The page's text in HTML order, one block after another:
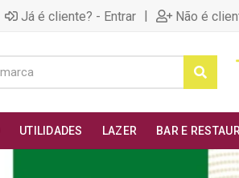
Já é cliente? - Entrar | Não é
UTILIDADES LAZER BAR E